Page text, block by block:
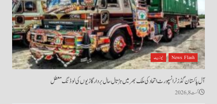
News Flash نیوز بیٹ
آل پاکستان گڈز ٹرانسپورٹ اتحاد کی ملک بھر میں ہڑتال،مال بردار گاڑیوں کی لوڈنگ معطل
اگست 8, 2026